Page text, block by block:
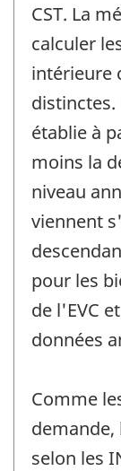
CST. La
calculer
intérieure
établie à
moins la
niveau
viennent
pour les
de l'EVC
données
Comme
selon les